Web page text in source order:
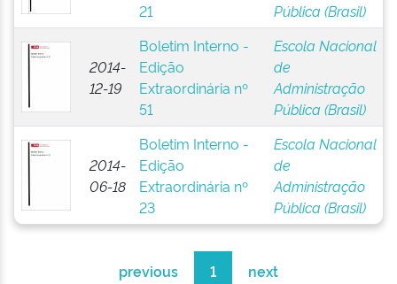
21
Pública (Brasil)
2014-
12-19
Boletim Interno -
Edição
Extraordinária nº
51
Escola Nacional
de
Administração
Pública (Brasil)
2014-
06-18
Boletim Interno -
Edição
Extraordinária nº
23
Escola Nacional
de
Administração
Pública (Brasil)
previous 1 next